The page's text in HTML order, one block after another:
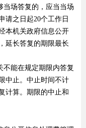
场答复的，应当当场
请之日起20个工作日
本机关政府信息公开
延长答复的期限最长
能在规定期限内答复
中止。中止时间不计
计算。期限的中止和